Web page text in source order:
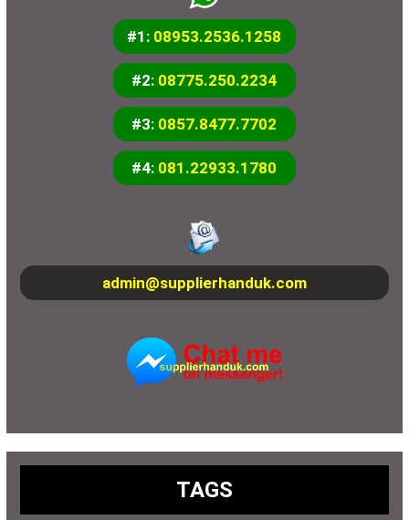
#1: 08953.2536.1258
#2: 08775.250.2234
#3: 0857.8477.7702
#4: 081.22933.1780
admin@supplierhanduk.com
TAGS